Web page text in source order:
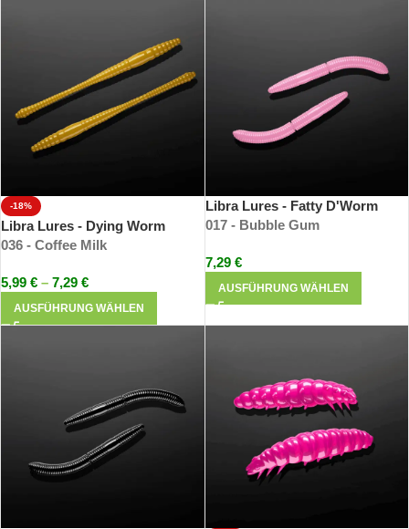
-18%
Libra Lures - Dying Worm
036 - Coffee Milk
5,99 € – 7,29 €
AUSFÜHRUNG WÄHLEN
Libra Lures - Fatty D'Worm
017 - Bubble Gum
7,29 €
AUSFÜHRUNG WÄHLEN